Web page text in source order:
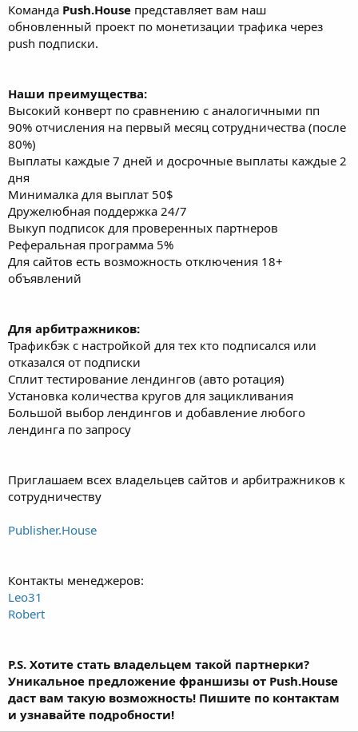
Команда Push.House представляет вам наш
обновленный проект по монетизации трафика через
push подписки.
Наши преимущества:
Высокий конверт по сравнению с аналогичными пп
90% отчисления на первый месяц сотрудничества (после
80%)
Выплаты каждые 7 дней и досрочные выплаты каждые 2
дня
Минималка для выплат 50$
Дружелюбная поддержка 24/7
Выкуп подписок для проверенных партнеров
Реферальная программа 5%
Для сайтов есть возможность отключения 18+
объявлений
Для арбитражников:
Трафикбэк с настройкой для тех кто подписался или
отказался от подписки
Сплит тестирование лендингов (авто ротация)
Установка количества кругов для зацикливания
Большой выбор лендингов и добавление любого
лендинга по запросу
Приглашаем всех владельцев сайтов и арбитражников к
сотрудничеству
Publisher.House
Контакты менеджеров:
Leo31
Robert
P.S. Хотите стать владельцем такой партнерки?
Уникальное предложение франшизы от Push.House
даст вам такую возможность! Пишите по контактам
и узнавайте подробности!